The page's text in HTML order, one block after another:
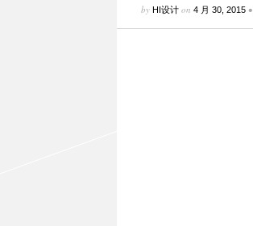
by HI设计on 4 月 30, 2015•